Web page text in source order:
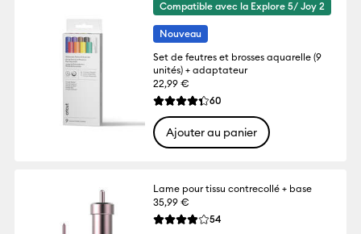
Compatible avec la Explore 5/ Joy 2
Nouveau
Set de feutres et brosses aquarelle (9
unités) + adaptateur
22,99 €
La note moyenne de ce produit est 4.3
60
Ajouter au panier
Lame pour tissu contrecollé + base
35,99 €
La note moyenne de ce produit est 3.9
54